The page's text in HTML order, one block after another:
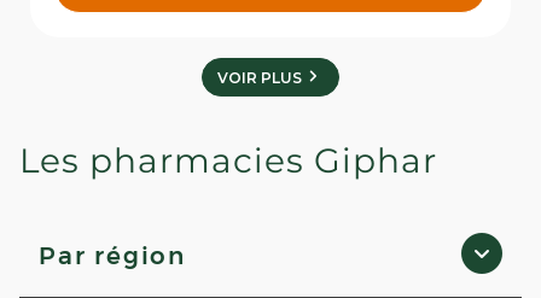
VOIR PLUS
Les pharmacies Giphar
Par région